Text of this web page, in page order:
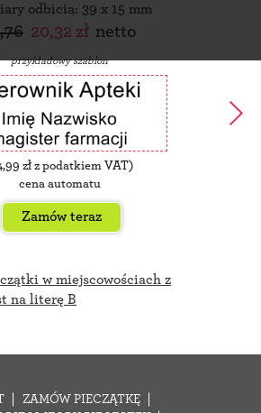
odbicia: 39 x 15 mm
20,32 zł netto
przykładowy szablon
zł z podatkiem VAT)
cena automatu
Zamów teraz
w miejscowościach z
na literę B
ZAMÓW PIECZĄTKĘ